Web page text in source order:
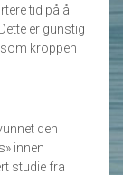
tid på å
er gunstig
kroppen
den
innen
studie fra